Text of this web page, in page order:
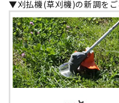
▼刈払機(草刈機)の新調を